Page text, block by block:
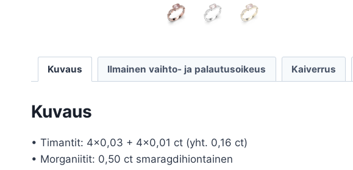
Kuvaus Ilmainen vaihto- ja palautusoikeus Kaiverrus
Kuvaus
• Timantit: 4×0,03 + 4×0,01 ct (yht. 0,16 ct)
• Morganiitit: 0,50 ct smaragdihiontainen